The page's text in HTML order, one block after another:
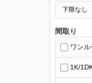
間取り
ワンル
1K/